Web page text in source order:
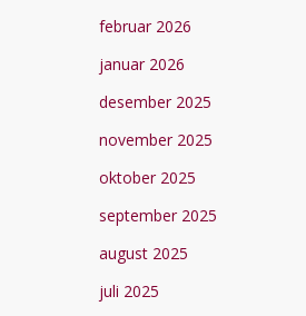
februar 2026
januar 2026
desember 2025
november 2025
oktober 2025
september 2025
august 2025
juli 2025